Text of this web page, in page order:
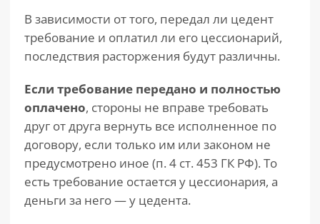
В зависимости от того, передал ли цедент
требование и оплатил ли его цессионарий,
последствия расторжения будут различны.
Если требование передано и полностью
оплачено, стороны не вправе требовать
друг от друга вернуть все исполненное по
договору, если только им или законом не
предусмотрено иное (п. 4 ст. 453 ГК РФ). То
есть требование остается у цессионария, а
деньги за него — у цедента.